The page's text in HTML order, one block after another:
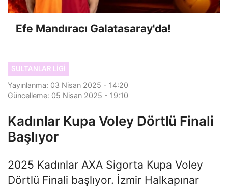
Efe Mandıracı Galatasaray'da!
SULTANLAR LIGI
Yayınlanma: 03 Nisan 2025 - 14:20
Güncelleme: 05 Nisan 2025 - 19:10
Kadınlar Kupa Voley Dörtlü Finali
Başlıyor
2025 Kadınlar AXA Sigorta Kupa Voley
Dörtlü Finali başlıyor. İzmir Halkapınar